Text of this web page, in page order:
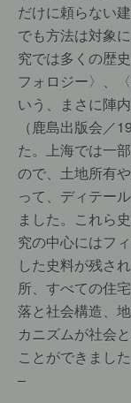
だけに頼らない
でも方法は対象
究では多くの歴
フォロジー〉、
いう、まさに陣
（鹿島出版会／
た。上海では一
ので、土地所有
って、ディテー
ました。これら
究の中心にはフ
した史料が残さ
所、すべての住
落と社会構造、
カニズムが社会
ことができました
–